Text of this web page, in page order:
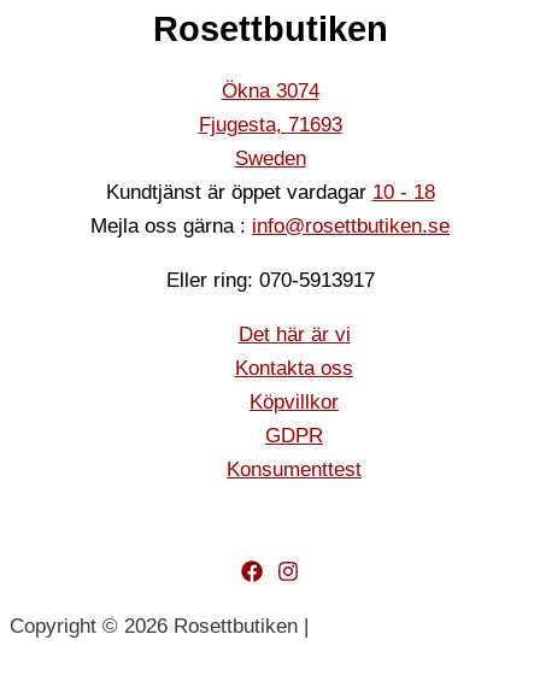
Rosettbutiken
Ökna 3074
Fjugesta, 71693
Sweden
Kundtjänst är öppet vardagar 10 - 18
Mejla oss gärna : info@rosettbutiken.se
Eller ring: 070-5913917
Det här är vi
Kontakta oss
Köpvillkor
GDPR
Konsumenttest
Copyright © 2026 Rosettbutiken |